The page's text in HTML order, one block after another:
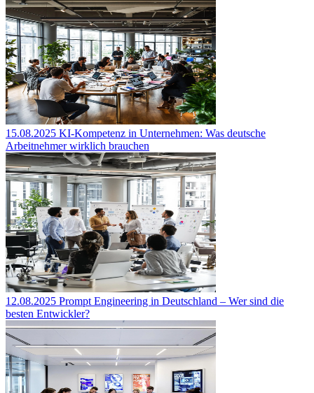
15.08.2025 KI-Kompetenz in Unternehmen: Was deutsche
Arbeitnehmer wirklich brauchen
12.08.2025 Prompt Engineering in Deutschland – Wer sind die
besten Entwickler?